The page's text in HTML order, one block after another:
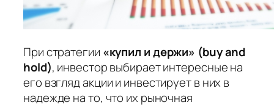
Пристратегии «купил и держи» (buy and
hold), инвестор выбирает интересные на
его взгляд акции и инвестирует в них в
надежде на то, что их рыночная